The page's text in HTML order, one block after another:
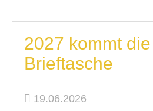
2027 kommt
Brieftasche
19.06.2026